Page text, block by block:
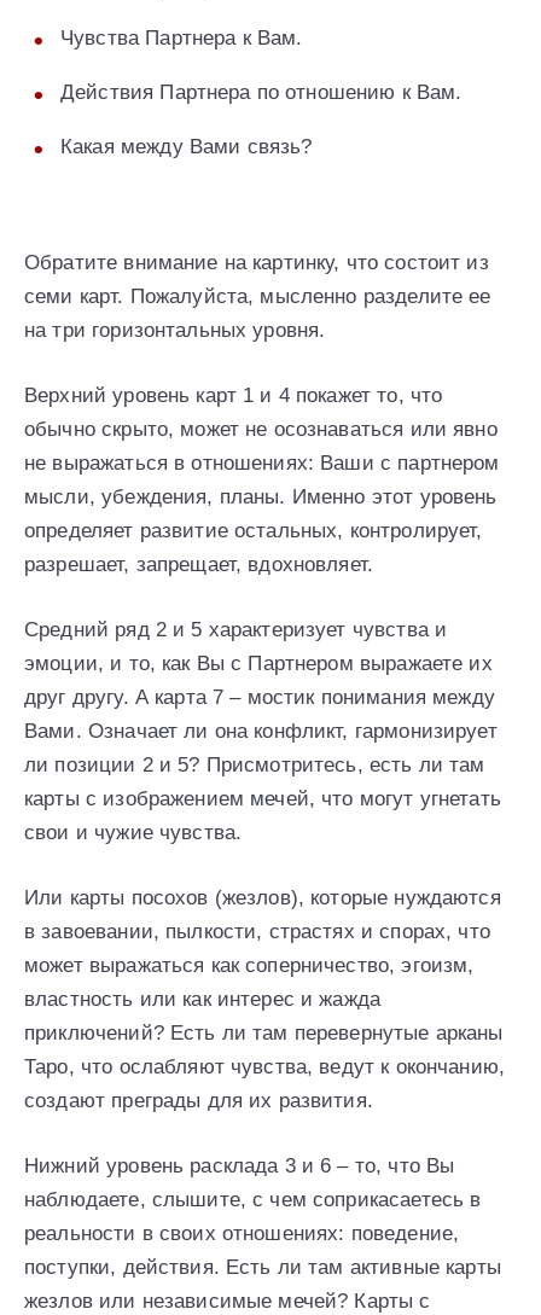
Чувства Партнера к Вам.
Действия Партнера по отношению к Вам.
Какая между Вами связь?
Обратите внимание на картинку, что состоит из
семи карт. Пожалуйста, мысленно разделите ее
на три горизонтальных уровня.
Верхний уровень карт 1 и 4 покажет то, что
обычно скрыто, может не осознаваться или явно
не выражаться в отношениях: Ваши с партнером
мысли, убеждения, планы. Именно этот уровень
определяет развитие остальных, контролирует,
разрешает, запрещает, вдохновляет.
Средний ряд 2 и 5 характеризует чувства и
эмоции, и то, как Вы с Партнером выражаете их
друг другу. А карта 7 – мостик понимания между
Вами. Означает ли она конфликт, гармонизирует
ли позиции 2 и 5? Присмотритесь, есть ли там
карты с изображением мечей, что могут угнетать
свои и чужие чувства.
Или карты посохов (жезлов), которые нуждаются
в завоевании, пылкости, страстях и спорах, что
может выражаться как соперничество, эгоизм,
властность или как интерес и жажда
приключений? Есть ли там перевернутые арканы
Таро, что ослабляют чувства, ведут к окончанию,
создают преграды для их развития.
Нижний уровень расклада 3 и 6 – то, что Вы
наблюдаете, слышите, с чем соприкасаетесь в
реальности в своих отношениях: поведение,
поступки, действия. Есть ли там активные карты
жезлов или независимые мечей? Карты с